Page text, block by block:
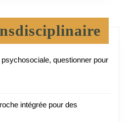
questionner pour
intégrée pour des